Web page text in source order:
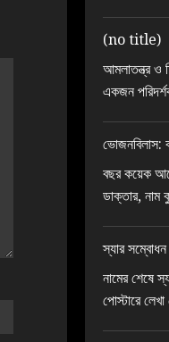
(no title)
আমলাতন্ত্র ও
একজন
ভোজনবিলাস:
বছর কয়েক
ডাক্তার, নাম
স্যার সম্বোধন
নামের শেষে
পোস্টারে